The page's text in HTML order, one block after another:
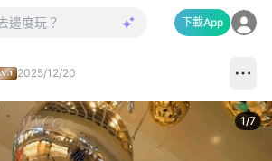
下載App
2025/12/20
1/7